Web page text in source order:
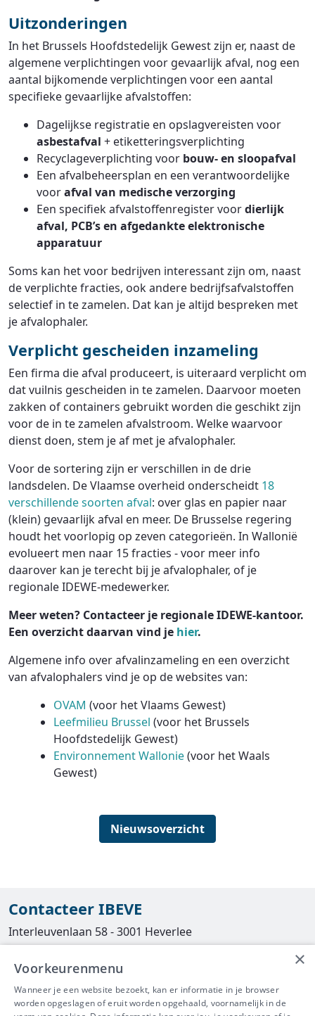
Uitzonderingen
In het Brussels Hoofdstedelijk Gewest zijn er, naast de
algemene verplichtingen voor gevaarlijk afval, nog een
aantal bijkomende verplichtingen voor een aantal
specifieke gevaarlijke afvalstoffen:
Dagelijkse registratie en opslagvereisten voor
asbestafval + etiketteringsverplichting
Recyclageverplichting voor bouw- en sloopafval
Een afvalbeheersplan en een verantwoordelijke
voorafval van medische verzorging
Een specifiek afvalstoffenregister voordierlijk
afval, PCB’s en afgedankte elektronische
apparatuur
Soms kan het voor bedrijven interessant zijn om, naast
de verplichte fracties, ook andere bedrijfsafvalstoffen
selectief in te zamelen. Dat kan je altijd bespreken met
je afvalophaler.
Verplicht gescheiden inzameling
Een firma die afval produceert, is uiteraard verplicht om
dat vuilnis gescheiden in te zamelen. Daarvoor moeten
zakken of containers gebruikt worden die geschikt zijn
voor de in te zamelen afvalstroom. Welke waarvoor
dienst doen, stem je af met je afvalophaler.
Voor de sortering zijn er verschillen in de drie
landsdelen. De Vlaamse overheid onderscheidt 18
verschillende soorten afval: over glas en papier naar
(klein) gevaarlijk afval en meer. De Brusselse regering
houdt het voorlopig op zeven categorieën. In Wallonië
evolueert men naar 15 fracties - voor meer info
daarover kan je terecht bij je afvalophaler, of je
regionale IDEWE-medewerker.
Meer weten? Contacteer je regionale IDEWE-kantoor.
Een overzicht daarvan vind je hier.
Algemene info over afvalinzameling en een overzicht
van afvalophalers vind je op de websites van:
OVAM (voor het Vlaams Gewest)
Leefmilieu Brussel (voor het Brussels
Hoofdstedelijk Gewest)
Environnement Wallonie(voor het Waals
Gewest)
Nieuwsoverzicht
Contacteer IBEVE
Interleuvenlaan 58 - 3001 Heverlee
016/390490
info@ibeve.be
×
Voorkeurenmenu
Wanneer je een website bezoekt, kan er informatie in je browser
worden opgeslagen of eruit worden opgehaald, voornamelijk in de